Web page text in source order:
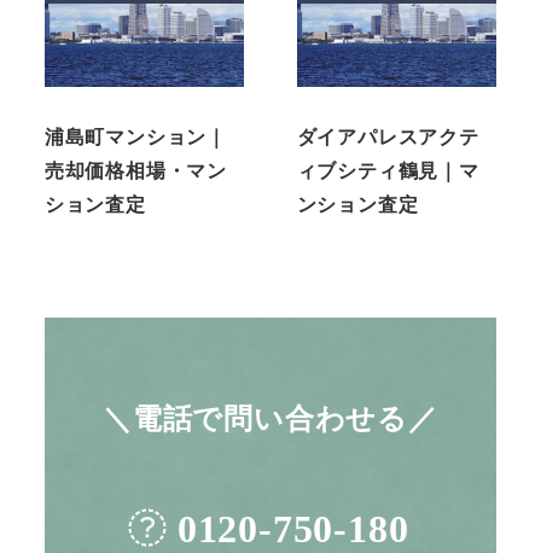
浦島町マンション｜
売却価格相場・マン
ション査定
ダイアパレスアクテ
ィブシティ鶴見｜マ
ンション査定
＼電話で問い合わせる／
0120-750-180